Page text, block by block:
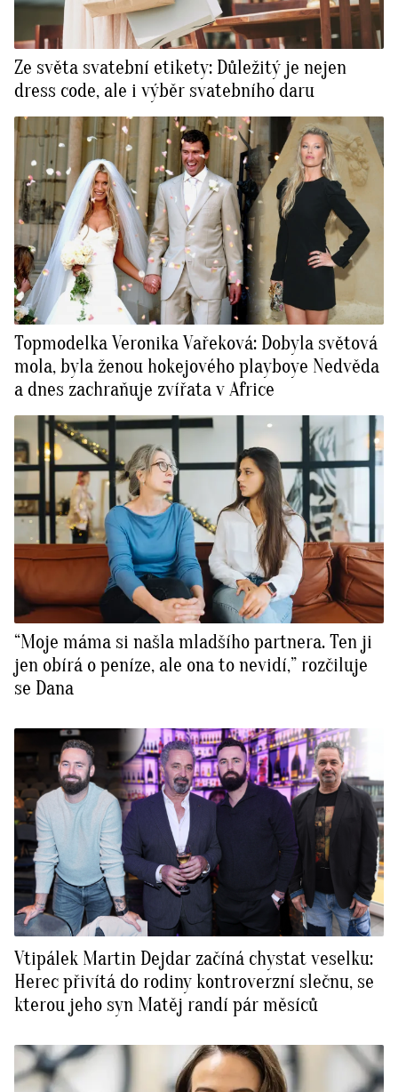
Ze světa svatební etikety: Důležitý je nejen
dress code, ale i výběr svatebního daru
Topmodelka Veronika Vařeková: Dobyla světová
mola, byla ženou hokejového playboye Nedvěda
a dnes zachraňuje zvířata v Africe
“Moje máma si našla mladšího partnera. Ten ji
jen obírá o peníze, ale ona to nevidí,” rozčiluje
se Dana
Vtipálek Martin Dejdar začíná chystat veselku:
Herec přivítá do rodiny kontroverzní slečnu, se
kterou jeho syn Matěj randí pár měsíců